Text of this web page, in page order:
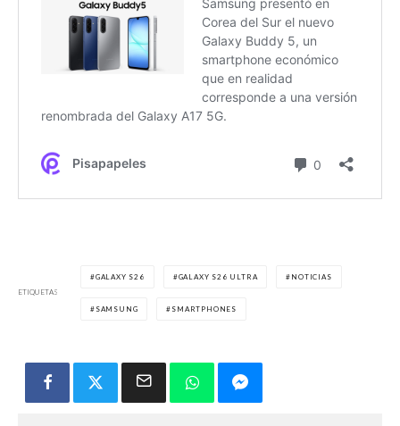
ETIQUETAS
GALAXY S26 GALAXY S26 ULTRA NOTICIAS
SAMSUNG SMARTPHONES